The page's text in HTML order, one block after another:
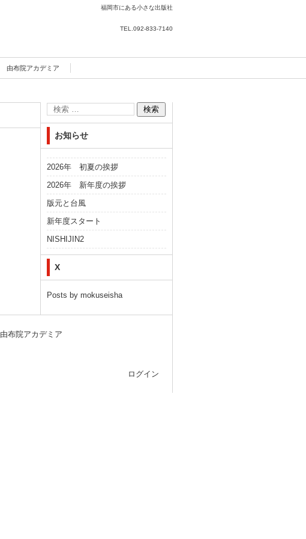
福岡市にある小さな出版社
TEL. 092-833-7140
由布院アカデミア
お知らせ
2026年 初夏の挨拶
2026年 新年度の挨拶
版元と台風
新年度スタート
NISHIJIN2
X
Posts by mokuseisha
由布院アカデミア
ログイン